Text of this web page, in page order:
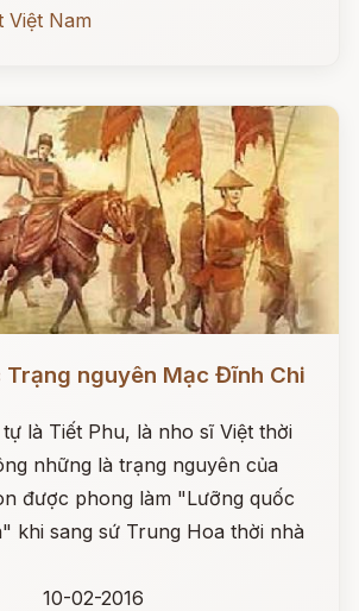
Việt Nam
Trạng nguyên Mạc Đĩnh Chi
là Tiết Phu, là nho sĩ Việt thời
những là trạng nguyên của
được phong làm "Lưỡng quốc
khi sang sứ Trung Hoa thời nhà
10-02-2016